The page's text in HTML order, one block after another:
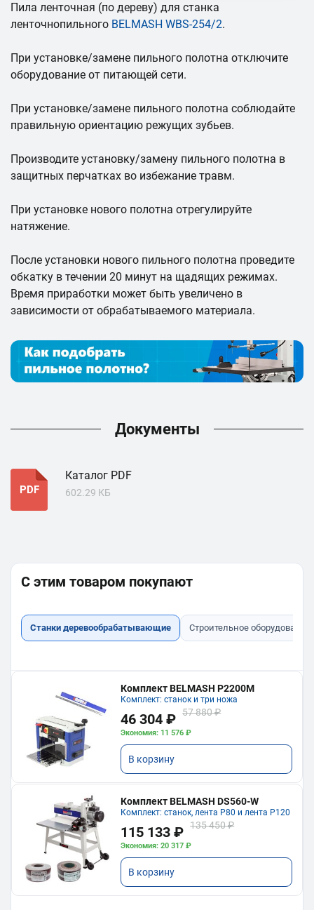
Пила ленточная (по дереву) для станка
ленточнопильного BELMASH WBS-254/2.
При установке/замене пильного полотна отключите
оборудование от питающей сети.
При установке/замене пильного полотна соблюдайте
правильную ориентацию режущих зубьев.
Производите установку/замену пильного полотна в
защитных перчатках во избежание травм.
При установке нового полотна отрегулируйте
натяжение.
После установки нового пильного полотна проведите
обкатку в течении 20 минут на щадящих режимах.
Время приработки может быть увеличено в
зависимости от обрабатываемого материала.
Документы
PDF
Каталог PDF
602.29 КБ
С этим товаром покупают
Станки деревообрабатывающие Строительное оборудование
Комплект BELMASH P2200M
Комплект: станок и три ножа
46 304 ₽ 57 880 ₽
Экономия: 11 576 ₽
В корзину
Комплект BELMASH DS560-W
Комплект: станок, лента P80 и лента P120
115 133 ₽ 135 450 ₽
Экономия: 20 317 ₽
В корзину